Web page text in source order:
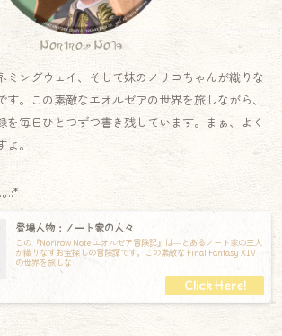
Norirow Note
ミングウェイ、そして妹のノリコちゃんが織りな
す。この素敵なエオルゼアの世界を旅しながら、
を毎日ひとつずつ書き残しています。まぁ、よく
よ。
.:*
登場人物：ノート家の人々
この『Norirow Note エオルゼア冒険記』は―とあるノート家の三人
が織りなすお宝探しの冒険譚です。この素敵な Final Fantasy XIV
の世界を旅しな